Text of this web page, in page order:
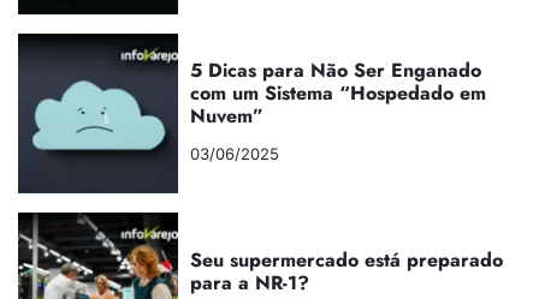
5 Dicas para Não Ser Enganado
com um Sistema “Hospedado em
Nuvem”
03/06/2025
Seu supermercado está preparado
para a NR-1?